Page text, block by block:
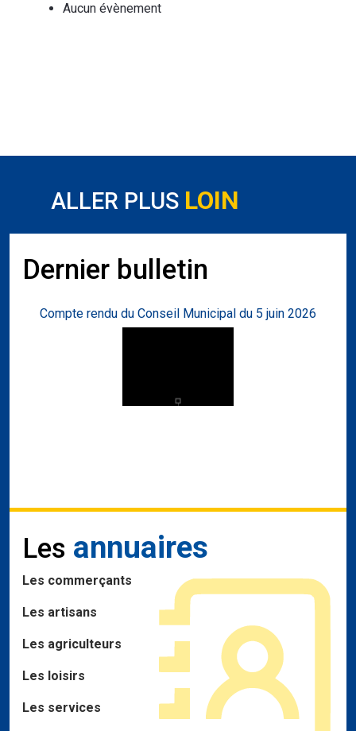
Aucun évènement
ALLER PLUS LOIN
Dernier bulletin
Compte rendu du Conseil Municipal du 5 juin 2026
Les annuaires
Les commerçants
Les artisans
Les agriculteurs
Les loisirs
Les services